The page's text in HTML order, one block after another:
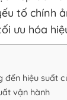
tố chính
ưu hóa
đến hiệu suất
vận hành